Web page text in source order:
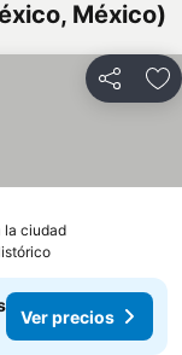
México)
Compartir
la ciudad
Ver precios